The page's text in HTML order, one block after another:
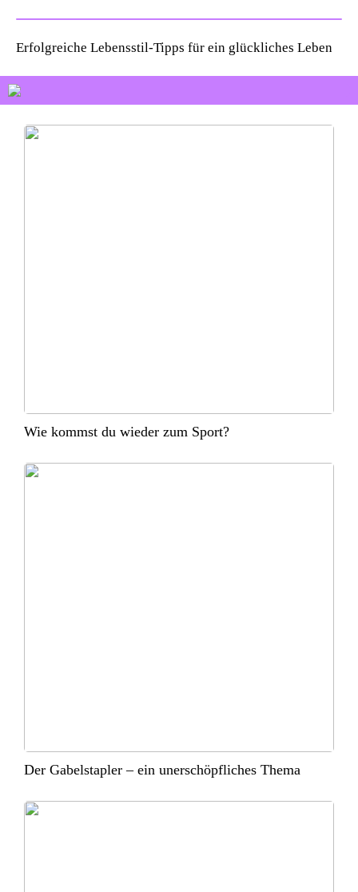
Erfolgreiche Lebensstil-Tipps für ein glückliches Leben
Wie kommst du wieder zum Sport?
Der Gabelstapler – ein unerschöpfliches Thema